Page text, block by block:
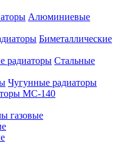
Алюминиевые
Биметаллические
Стальные
Чугунные радиаторы
МС-140
газовые